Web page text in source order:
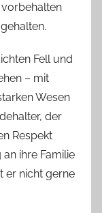
gehalten.
Fell und
– mit
Wesen
der
Respekt
ihre Familie
er nicht gerne